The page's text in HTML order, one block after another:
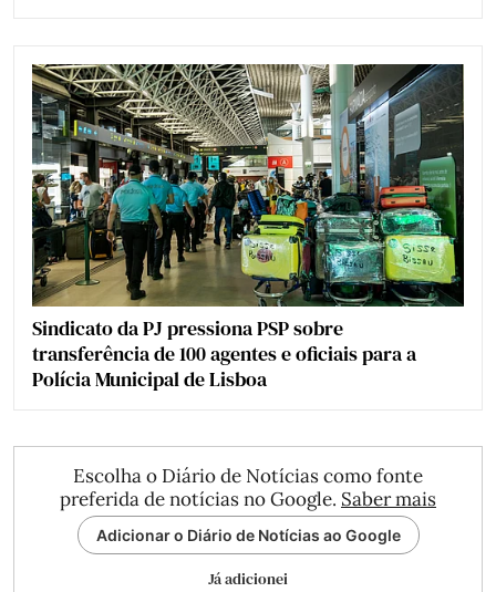
Sindicato da PJ pressiona PSP sobre
transferência de 100 agentes e oficiais para a
Polícia Municipal de Lisboa
Escolha o Diário de Notícias como fonte
preferida de notícias no Google. Saber mais
Adicionar o Diário de Notícias ao Google
Já adicionei